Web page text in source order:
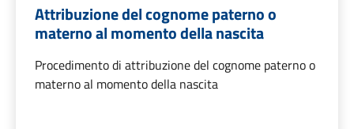
Attribuzione del cognome paterno o
materno al momento della nascita
Procedimento di attribuzione del cognome paterno o
materno al momento della nascita